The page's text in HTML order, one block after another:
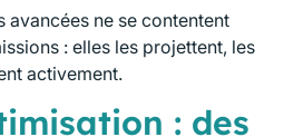
avancées ne se contentent
: elles les projettent, les
activement.
: des